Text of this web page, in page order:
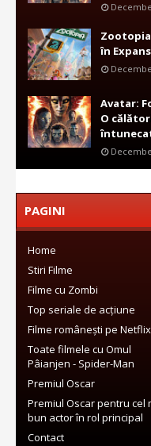
Zootopia
în
Avatar:
O
PAGINI
Home
Stiri Filme
Filme cu Zombi
Top seriale de acțiune
Filme românești pe Netflix
Toate filmele cu Omul
Pâianjen - Spider-Man
Premiul Oscar
Premiul Oscar pentru cel
bun actor în rol principal
Contact